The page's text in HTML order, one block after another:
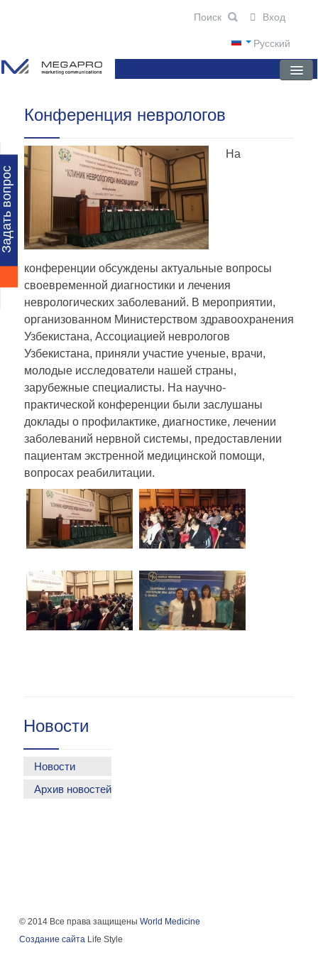
вопрос
Русский
Вход
ГЛАВНАЯ
О КОМПАНИИ
НОВОСТИ
ПРЕПАРАТЫ
НАУЧНЫЕ ПУБЛИКАЦИИ
Конференция неврологов
На
конференции обсуждены актуальные вопросы
своевременной диагностики и лечения
неврологических заболеваний. В мероприятии,
организованном Министерством здравоохранения
Узбекистана, Ассоциацией неврологов
Узбекистана, приняли участие ученые, врачи,
молодые исследователи нашей страны,
зарубежные специалисты. На научно-
практической конференции были заслушаны
доклады о профилактике, диагностике, лечении
заболеваний нервной системы, предоставлении
пациентам экстренной медицинской помощи,
вопросах реабилитации.
Новости
Новости
Архив новостей
© 2014 Все права защищеныWorld Medicine
Создание сайта Life Style